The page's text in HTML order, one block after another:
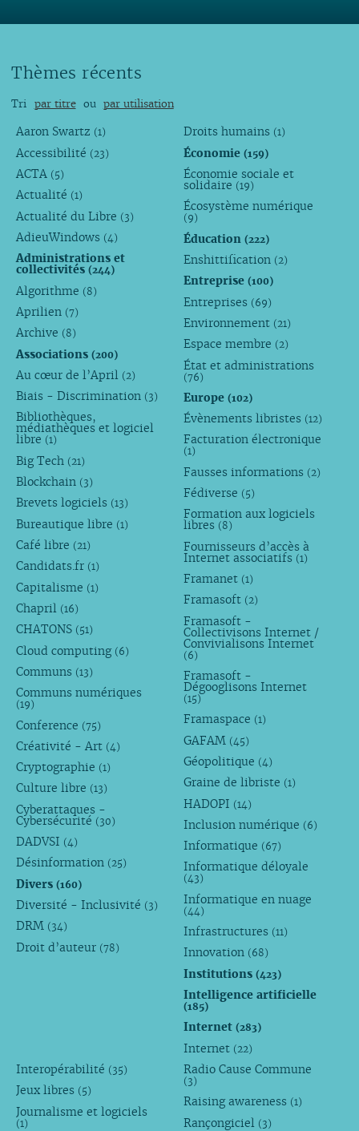
Thèmes récents
Tri par titre ou par utilisation
Aaron Swartz (1)
Accessibilité (23)
ACTA (5)
Actualité (1)
Actualité du Libre (3)
AdieuWindows (4)
Administrations et
collectivités (244)
Algorithme (8)
Aprilien (7)
Archive (8)
Associations (200)
Au cœur de l’April (2)
Biais - Discrimination (3)
Bibliothèques,
médiathèques et logiciel
libre (1)
Big Tech (21)
Blockchain (3)
Brevets logiciels (13)
Bureautique libre (1)
Café libre (21)
Candidats.fr (1)
Capitalisme (1)
Chapril (16)
CHATONS (51)
Cloud computing (6)
Communs (13)
Communs numériques
(19)
Conference (75)
Créativité - Art (4)
Cryptographie (1)
Culture libre (13)
Cyberattaques -
Cybersécurité (30)
DADVSI (4)
Désinformation (25)
Divers (160)
Diversité - Inclusivité (3)
DRM (34)
Droit d’auteur (78)
Droits humains (1)
Économie(159)
Économie sociale et
solidaire (19)
Écosystème numérique
(9)
Éducation(222)
Enshittification (2)
Entreprise(100)
Entreprises (69)
Environnement (21)
Espace membre (2)
État et administrations
(76)
Europe(102)
Évènements libristes (12)
Facturation électronique
(1)
Fausses informations (2)
Fédiverse (5)
Formation aux logiciels
libres (8)
Fournisseurs d’accès à
Internet associatifs (1)
Framanet (1)
Framasoft (2)
Framasoft -
Collectivisons Internet /
Convivialisons Internet
(6)
Framasoft -
Dégooglisons Internet
(15)
Framaspace (1)
GAFAM (45)
Géopolitique (4)
Graine de libriste (1)
HADOPI (14)
Inclusion numérique (6)
Informatique (67)
Informatique déloyale
(43)
Informatique en nuage
(44)
Infrastructures (11)
Innovation (68)
Institutions(423)
Intelligence artificielle
(185)
Internet(283)
Internet (22)
Interopérabilité (35)
Jeux libres (5)
Journalisme et logiciels
(1)
Radio Cause Commune
(3)
Raising awareness (1)
Rançongiciel (3)